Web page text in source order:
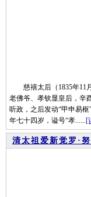
慈禧太后（1835年11月
老佛爷、孝钦显皇后，辛
听政，之后发动“甲申易
年七十四岁，谥号“孝......[
清太祖爱新觉罗·